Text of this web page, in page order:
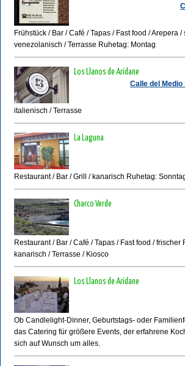
Frühstück / Bar / Café / Tapas / Fast food / Arepera /
venezolanisch / Terrasse Ruhetag: Montag
Calle del
Los Llanos de Aridane
italienisch / Terrasse
La Laguna
Restaurant / Bar / Grill / kanarisch Ruhetag:
Charco Verde
Restaurant / Bar / Café / Tapas / Fast food / frischer
kanarisch / Terrasse / Kiosco
Los Llanos de Aridane
Ob Candlelight-Dinner, Geburtstags- oder
das Catering für größere Events, der erfahrene
sich auf Wunsch um alles.